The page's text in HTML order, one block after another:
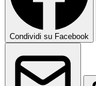
Condividi su Facebook